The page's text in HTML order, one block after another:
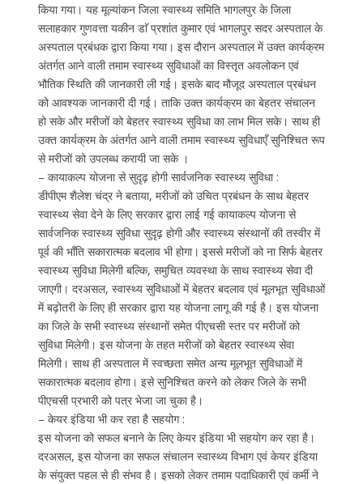
किया गया। यह मूल्यांकन जिला स्वास्थ्य समिति भागलपुर के जिला
सलाहकार गुणवत्ता यकीन डाॅ प्रशांत कुमार एवं भागलपुर सदर अस्पताल के
अस्पताल प्रबंधक द्वारा किया गया। इस दौरान अस्पताल में उक्त कार्यक्रम
अंतर्गत आने वाली तमाम स्वास्थ्य सुविधाओं का विस्तृत अवलोकन एवं
भौतिक स्थिति की जानकारी ली गई। इसके बाद मौजूद अस्पताल प्रबंधन
को आवश्यक जानकारी दी गई। ताकि उक्त कार्यक्रम का बेहतर संचालन
हो सके और मरीजों को बेहतर स्वास्थ्य सुविधा का लाभ मिल सके। साथ ही
उक्त कार्यक्रम के अंतर्गत आने वाली तमाम स्वास्थ्य सुविधाएँ सुनिश्चित रूप
से मरीजों को उपलब्ध करायी जा सके ।
– कायाकल्प योजना से सुदृढ़ होगी सार्वजनिक स्वास्थ्य सुविधा :
डीपीएम शैलेश चंद्र ने बताया, मरीजों को उचित प्रबंधन के साथ बेहतर
स्वास्थ्य सेवा देने के लिए सरकार द्वारा लाई गई कायाकल्प योजना से
सार्वजनिक स्वास्थ्य सुविधा सुदृढ़ होगी और स्वास्थ्य संस्थानों की तस्वीर में
पूर्व की भाँति सकारात्मक बदलाव भी होगा। इससे मरीजों को ना सिर्फ बेहतर
स्वास्थ्य सुविधा मिलेगी बल्कि, समुचित व्यवस्था के साथ स्वास्थ्य सेवा दी
जाएगी। दरअसल, स्वास्थ्य सुविधाओं में बेहतर बदलाव एवं मूलभूत सुविधाओं
में बढ़ोतरी के लिए ही सरकार द्वारा यह योजना लागू की गई है। इस योजना
का जिले के सभी स्वास्थ्य संस्थानों समेत पीएचसी स्तर पर मरीजों को
सुविधा मिलेगी। इस योजना के तहत मरीजों को बेहतर स्वास्थ्य सेवा
मिलेगी। साथ ही अस्पताल में स्वच्छता समेत अन्य मूलभूत सुविधाओं में
सकारात्मक बदलाव होगा। इसे सुनिश्चित करने को लेकर जिले के सभी
पीएचसी प्रभारी को पत्र भेजा जा चुका है।
– केयर इंडिया भी कर रहा है सहयोग :
इस योजना को सफल बनाने के लिए केयर इंडिया भी सहयोग कर रहा है।
दरअसल, इस योजना का सफल संचालन स्वास्थ्य विभाग एवं केयर इंडिया
के संयुक्त पहल से ही संभव है। इसको लेकर तमाम पदाधिकारी एवं कर्मी ने